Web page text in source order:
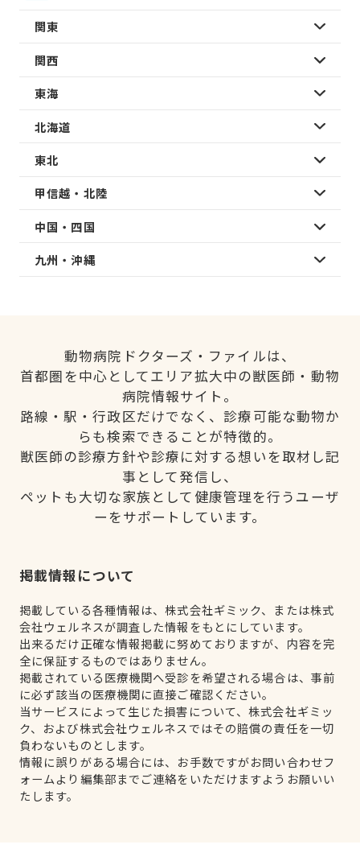
関東
関西
東海
北海道
東北
甲信越・北陸
中国・四国
九州・沖縄
動物病院ドクターズ・ファイルは、
首都圏を中心としてエリア拡大中の獣医師・動物
病院情報サイト。
路線・駅・行政区だけでなく、診療可能な動物か
らも検索できることが特徴的。
獣医師の診療方針や診療に対する想いを取材し記
事として発信し、
ペットも大切な家族として健康管理を行うユーザ
ーをサポートしています。
掲載情報について
掲載している各種情報は、株式会社ギミック、または株式
会社ウェルネスが調査した情報をもとにしています。
出来るだけ正確な情報掲載に努めておりますが、内容を完
全に保証するものではありません。
掲載されている医療機関へ受診を希望される場合は、事前
に必ず該当の医療機関に直接ご確認ください。
当サービスによって生じた損害について、株式会社ギミッ
ク、および株式会社ウェルネスではその賠償の責任を一切
負わないものとします。
情報に誤りがある場合には、お手数ですがお問い合わせフ
ォームより編集部までご連絡をいただけますようお願いい
たします。